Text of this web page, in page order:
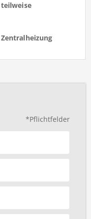
teilweise
Zentralheizung
*Pflichtfelder